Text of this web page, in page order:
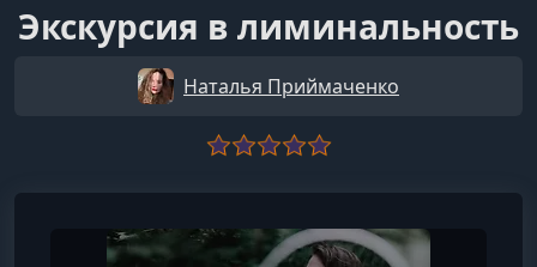
Экскурсия в лиминальность
Наталья Приймаченко